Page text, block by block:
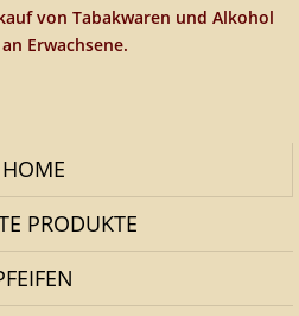
von Tabakwaren und Alkohol
Erwachsene.
HOME
PRODUKTE